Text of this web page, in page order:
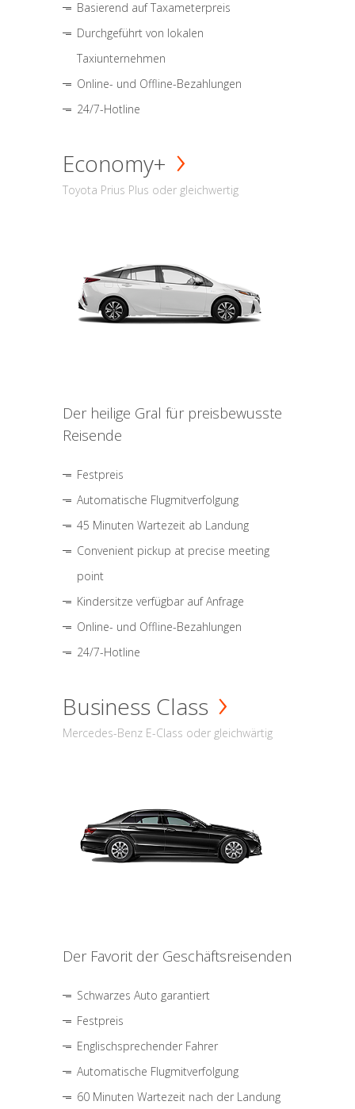
Basierend auf Taxameterpreis
Durchgeführt von lokalen
Taxiunternehmen
Online- und Offline-Bezahlungen
24/7-Hotline
Economy+
Toyota Prius Plus oder gleichwertig
Der heilige Gral für preisbewusste
Reisende
Festpreis
Automatische Flugmitverfolgung
45 Minuten Wartezeit ab Landung
Convenient pickup at precise meeting
point
Kindersitze verfügbar auf Anfrage
Online- und Offline-Bezahlungen
24/7-Hotline
Business Class
Mercedes-Benz E-Class oder gleichwärtig
Der Favorit der Geschäftsreisenden
Schwarzes Auto garantiert
Festpreis
Englischsprechender Fahrer
Automatische Flugmitverfolgung
60 Minuten Wartezeit nach der Landung